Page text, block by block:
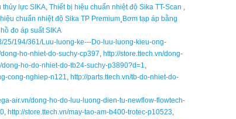
thủy lực SIKA, Thiết bị hiệu chuẩn nhiệt độ Sika TT-Scan ,
chuẩn nhiệt độ Sika TP Premium Bơm tạp áp bằng
đo áp suất SIKA
25/194/361/Luu-luong-ke---Do-luu-luong-kieu-ong-
dong-ho-nhiet-do-suchy-cp397, http://store.ttech.vn/dong-
dong-ho-do-nhiet-do-tb24-suchy-p3890?d=1,
cong-nghiep-n121, http://parts.ttech.vn/tb-do-nhiet-do-
air.vn/dong-ho-do-luu-luong-dien-tu-newflow-flowtech-
, http://store.ttech.vn/may-tao-am-b400-trotec-p10523,